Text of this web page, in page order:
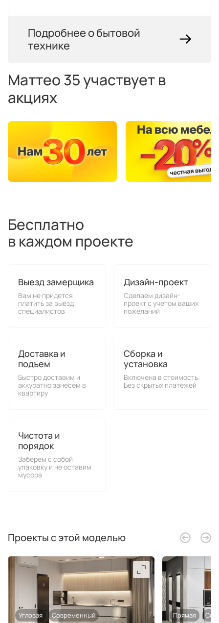
Подробнее о бытовой
технике
Маттео 35 участвует в
акциях
Бесплатно
в каждом проекте
Выезд замерщика
Вам не придется
платить за выезд
специалистов
Дизайн-проект
Сделаем дизайн-
проект с учетом ваших
пожеланий
Доставка и
подъем
Быстро доставим и
аккуратно занесем в
квартиру
Сборка и
установка
Включена в стоимость.
Без скрытых платежей
Чистота и
порядок
Заберем с собой
упаковку и не оставим
мусора
Проекты с этой моделью
Угловая Современный Прямая